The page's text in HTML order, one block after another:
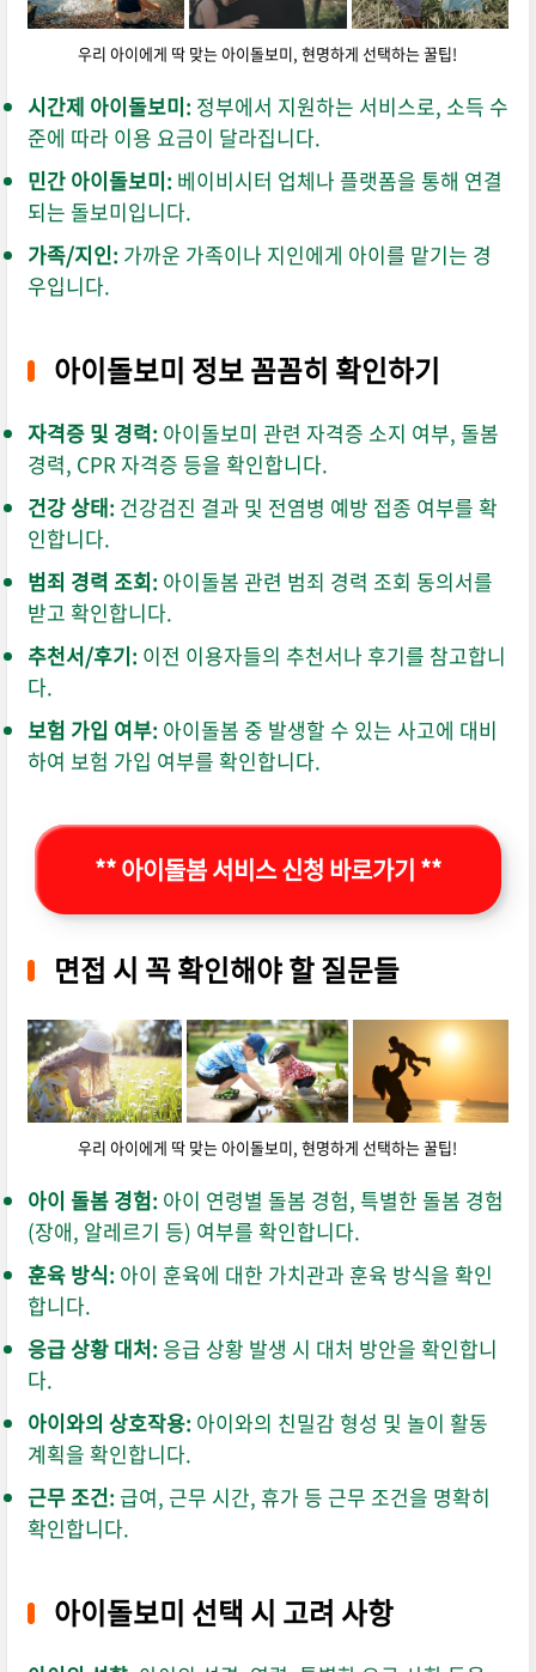
우리 아이에게 딱 맞는 아이돌보미, 현명하게 선택하는 꿀팁!
시간제 아이돌보미: 정부에서 지원하는 서비스로, 소득 수
준에 따라 이용 요금이 달라집니다.
민간 아이돌보미: 베이비시터 업체나 플랫폼을 통해 연결
되는 돌보미입니다.
가족/지인: 가까운 가족이나 지인에게 아이를 맡기는 경
우입니다.
아이돌보미 정보 꼼꼼히 확인하기
자격증 및 경력: 아이돌보미 관련 자격증 소지 여부, 돌봄
경력, CPR 자격증 등을 확인합니다.
건강 상태: 건강검진 결과 및 전염병 예방 접종 여부를 확
인합니다.
범죄 경력 조회: 아이돌봄 관련 범죄 경력 조회 동의서를
받고 확인합니다.
추천서/후기: 이전 이용자들의 추천서나 후기를 참고합니
다.
보험 가입 여부: 아이돌봄 중 발생할 수 있는 사고에 대비
하여 보험 가입 여부를 확인합니다.
** 아이돌봄 서비스 신청 바로가기 **
면접 시 꼭 확인해야 할 질문들
우리 아이에게 딱 맞는 아이돌보미, 현명하게 선택하는 꿀팁!
아이 돌봄 경험: 아이 연령별 돌봄 경험, 특별한 돌봄 경험
(장애, 알레르기 등) 여부를 확인합니다.
훈육 방식: 아이 훈육에 대한 가치관과 훈육 방식을 확인
합니다.
응급 상황 대처: 응급 상황 발생 시 대처 방안을 확인합니
다.
아이와의 상호작용: 아이와의 친밀감 형성 및 놀이 활동
계획을 확인합니다.
근무 조건: 급여, 근무 시간, 휴가 등 근무 조건을 명확히
확인합니다.
아이돌보미 선택 시 고려 사항